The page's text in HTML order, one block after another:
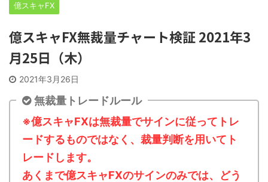
億スキャFX
億スキャFX無裁量チャート検証 2021年3
月25日（木）
2021年3月26日
無裁量トレードルール
※億スキャFXは無裁量でサインに従ってトレ
ードするものではなく、裁量判断を用いてト
レードします。
あくまで億スキャFXのサインのみでは、どう